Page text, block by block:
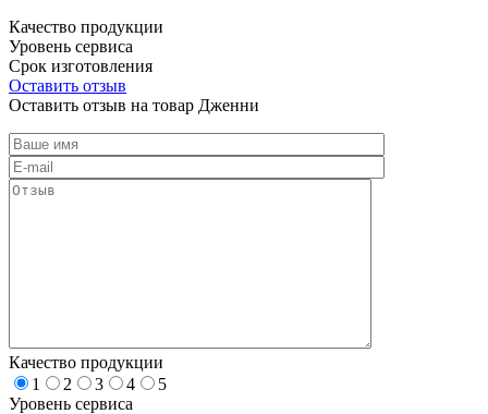
Качество продукции
Уровень сервиса
Срок изготовления
Оставить отзыв
Оставить отзыв на товар Дженни
Качество продукции
1
2 3 4
5
Уровень сервиса